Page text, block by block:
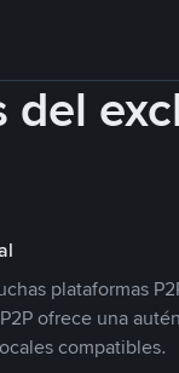
del
plataformas
ofrece una
compatibles.